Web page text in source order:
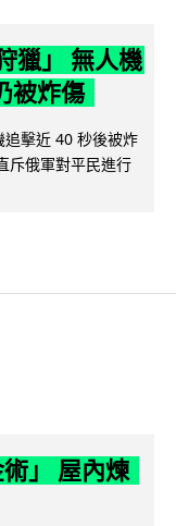
獵」 無人機
被炸傷
擊近 40 秒後被炸
斥俄軍對平民進行
」 屋內煉